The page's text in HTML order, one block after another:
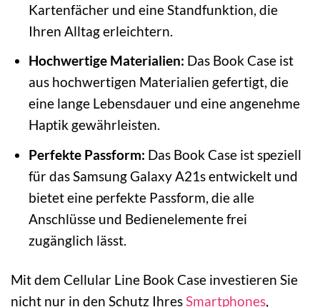
Kartenfächer und eine Standfunktion, die
Ihren Alltag erleichtern.
Hochwertige Materialien: Das Book Case ist
aus hochwertigen Materialien gefertigt, die
eine lange Lebensdauer und eine angenehme
Haptik gewährleisten.
Perfekte Passform: Das Book Case ist speziell
für das Samsung Galaxy A21s entwickelt und
bietet eine perfekte Passform, die alle
Anschlüsse und Bedienelemente frei
zugänglich lässt.
Mit dem Cellular Line Book Case investieren Sie
nicht nur in den Schutz IhresSmartphones,